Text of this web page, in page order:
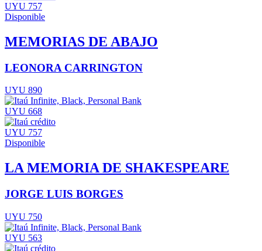
UYU 757
Disponible
MEMORIAS DE ABAJO
LEONORA CARRINGTON
UYU 890
UYU 668
UYU 757
Disponible
LA MEMORIA DE SHAKESPEARE
JORGE LUIS BORGES
UYU 750
UYU 563